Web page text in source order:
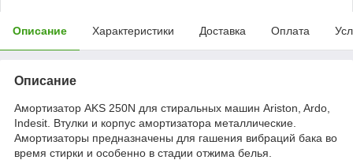
Описание Характеристики Доставка Оплата
Описание
Амортизатор AKS 250N для стиральных машин Ariston, Ardo,
Indesit. Втулки и корпус амортизатора металлические.
Амортизаторы предназначены для гашения вибраций бака во
время стирки и особенно в стадии отжима белья.